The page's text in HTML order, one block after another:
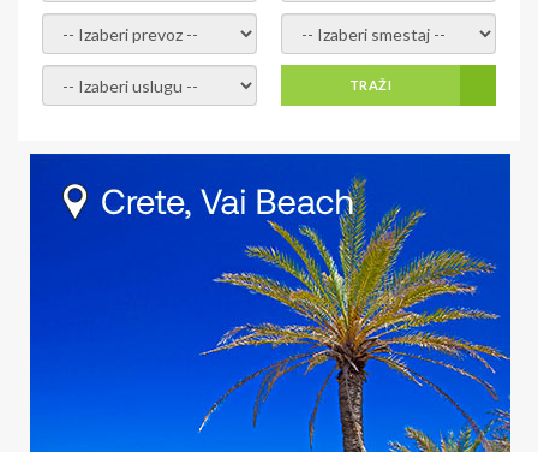
- izaberi prevoz - - Izaberite smestaj -
- Izaberite uslugu - TRAŽI